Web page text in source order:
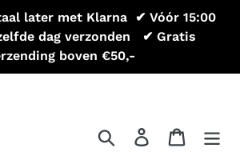
later met Klarna ㅤㅤㅤ ✔ Vóór 15:00
dag verzonden ㅤ ㅤㅤ ✔ Gratis
boven €50,-
ZoekenAanmelden